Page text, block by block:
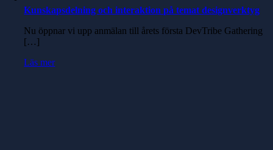
Kunskapsdelning och interaktion på temat designverktyg
Nu öppnar vi upp anmälan till årets första DevTribe Gathering
[…]
Läs mer